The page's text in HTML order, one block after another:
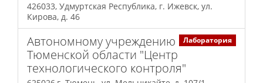
426033, Удмуртская Республика, г. Ижевск, ул.
Кирова, д. 46
Лаборатория
Автономному учреждению
Тюменской области "Центр
технологического контроля"